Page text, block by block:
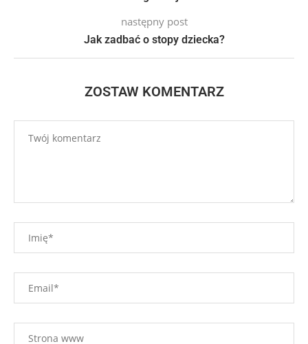
następny post
Jak zadbać o stopy dziecka?
ZOSTAW KOMENTARZ